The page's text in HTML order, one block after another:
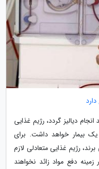
دیالیز گردد، رژیم غذایی
بیمار خواهد داشت. برای
رژیم غذایی متعادلی لازم
دفع مواد زائد نخواهند